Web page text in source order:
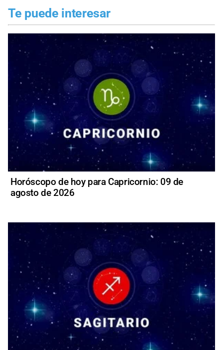
Te puede interesar
Horóscopo de hoy para Capricornio: 09 de
agosto de 2026